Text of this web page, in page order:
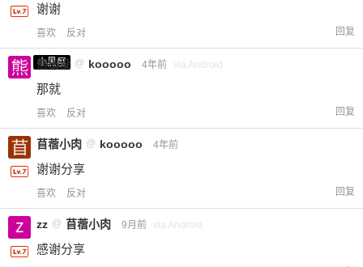
谢谢
喜欢 反对 回复
小黑屋
熊出没 @ kooooo 4年前 via Android
那就
喜欢 反对 回复
苜蓿小肉 @ kooooo 4年前
谢谢分享
喜欢 反对 回复
zz @ 苜蓿小肉 9月前 via Android
感谢分享